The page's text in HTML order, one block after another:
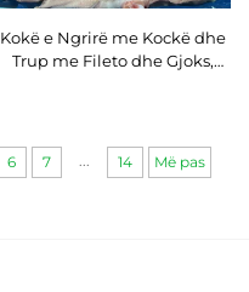
Kokë e Ngrirë me Kockë dhe
Trup me Fileto dhe Gjoks,
6 7 ... 14 Më pas